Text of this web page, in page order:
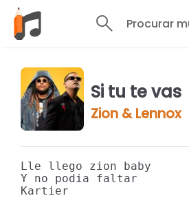
Procurar
Si tu te vas
Zion & Lennox
Lle llego zion baby
Y no podia faltar
Kartier